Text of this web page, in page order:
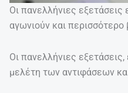
Οι πανελλήνιες εξετάσεις
αγωνιούν και
Οι πανελλήνιες
μελέτη των αντιφάσεων